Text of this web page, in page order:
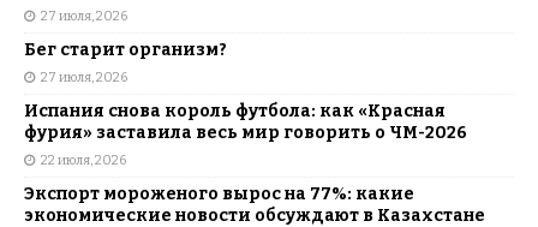
27 июля, 2026
Бег старит организм?
27 июля, 2026
Испания снова король футбола: как «Красная
фурия» заставила весь мир говорить о ЧМ-2026
22 июля, 2026
Экспорт мороженого вырос на 77%: какие
экономические новости обсуждают в Казахстане